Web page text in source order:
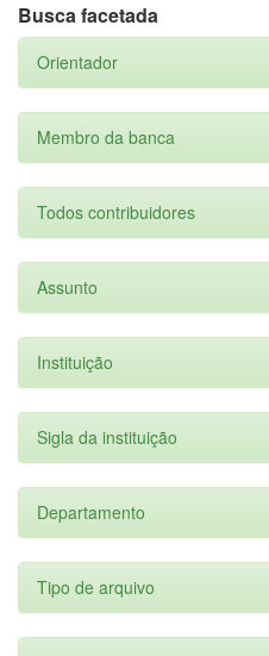
Busca facetada
Orientador
Membro da banca
Todos contribuidores
Assunto
Instituição
Sigla da instituição
Departamento
Tipo de arquivo